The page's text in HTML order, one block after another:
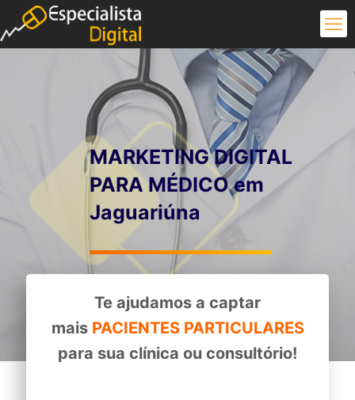
MARKETING DIGITAL
PARA MÉDICO em
Jaguariúna
Te ajudamos a captar
mais PACIENTES PARTICULARES
para sua clínica ou consultório!